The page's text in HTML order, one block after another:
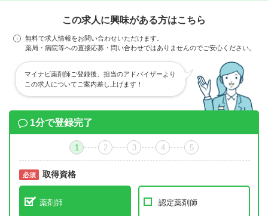
この求人に興味がある方はこちら
無料で求人情報をお問い合わせいただけます。
薬局・病院等への直接応募・問い合わせではありませんのでご安心ください。
マイナビ薬剤師ご登録後、担当のアドバイザーより
この求人についてご案内差し上げます！
1分で登録完了
1 2 3 4 5
必須 取得資格
薬剤師 認定薬剤師